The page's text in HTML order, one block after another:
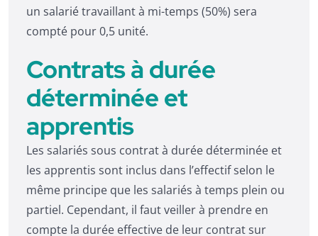
un salarié travaillant à mi-temps (50%) sera
compté pour 0,5 unité.
Contrats à durée
déterminée et
apprentis
Les salariés sous contrat à durée déterminée et
les apprentis sont inclus dans l’effectif selon le
même principe que les salariés à temps plein ou
partiel. Cependant, il faut veiller à prendre en
compte la durée effective de leur contrat sur